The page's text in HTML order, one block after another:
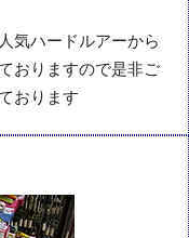
気ハードルアーから
おりますので是非ご
おります